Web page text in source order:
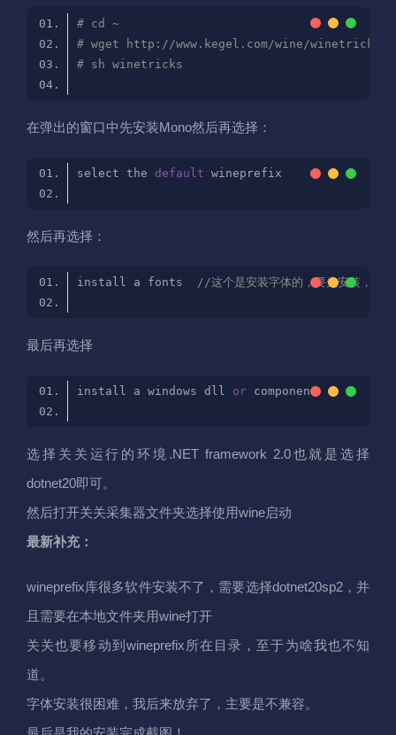
# cd ~
# wget http://www.kegel.com/wine/winetricks
# sh winetricks
在弹出的窗口中先安装Mono然后再选择：
select the default
然后再选择：
install a fonts //这个是安装字体的，要先安装，不
最后再选择
install a windows dll or component
选择关关运行的环境.NET framework 2.0也就是选择
dotnet20即可。
然后打开关关采集器文件夹选择使用wine启动
最新补充：
wineprefix库很多软件安装不了，需要选择dotnet20sp2，并
且需要在本地文件夹用wine打开
关关也要移动到wineprefix所在目录，至于为啥我也不知
道。
字体安装很困难，我后来放弃了，主要是不兼容。